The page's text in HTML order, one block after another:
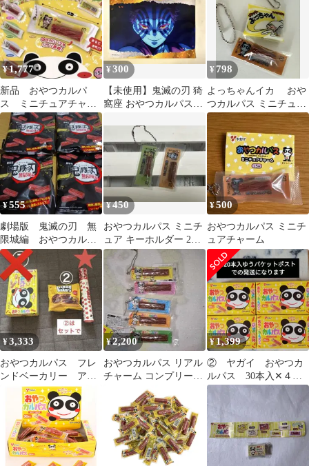
¥1,777
新品 おやつカルパ
ス ミニチュアチャー
ム 全5種セット ガチ
ャ
¥300
【未使用】鬼滅の刃 猗
窩座 おやつカルパス
¥ 798
よっちゃんイカ おや
つカルパス ミニチュア
キーホルダー 2点セッ
ト
¥555
劇場版 鬼滅の刃 無
限城編 おやつカルパ
ス ① アミューズメ
ントお菓子♪
¥450
おやつカルパス ミニチ
ュア キーホルダー 2種
セット ガチャガチャ
¥500
おやつカルパス ミニチ
ュアチャーム
¥3,333
おやつカルパス フレ
ンドベーカリー アポ
¥2,200
おやつカルパス リアル
チャーム コンプリート
まとめ売り
¥1,399
② ヤガイ おやつカ
ルパス 30本入✕４箱
分 計120本